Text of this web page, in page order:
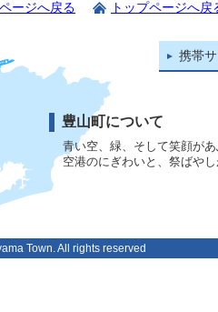
ージへ戻る トップページへ戻
携帯サ
豊山町について
青い空、緑、そして笑顔が
空港のにぎわいと、祭ばや
Town. All rights reserved